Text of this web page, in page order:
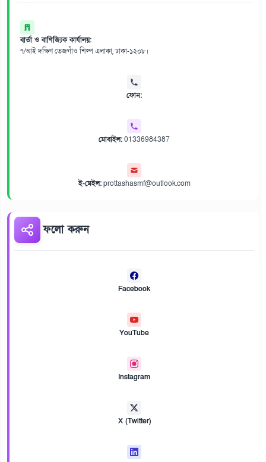
বার্তা ও বাণিজ্যিক কার্যালয়:
৭/আই দক্ষিণ তেজগাঁও শিল্প এলাকা, ঢাকা-১২০৮।
ফোন:
মোবাইল:01336984387
ই-মেইল:prottashasmf@outlook.com
ফলো করুন
Facebook
YouTube
Instagram
X (Twitter)